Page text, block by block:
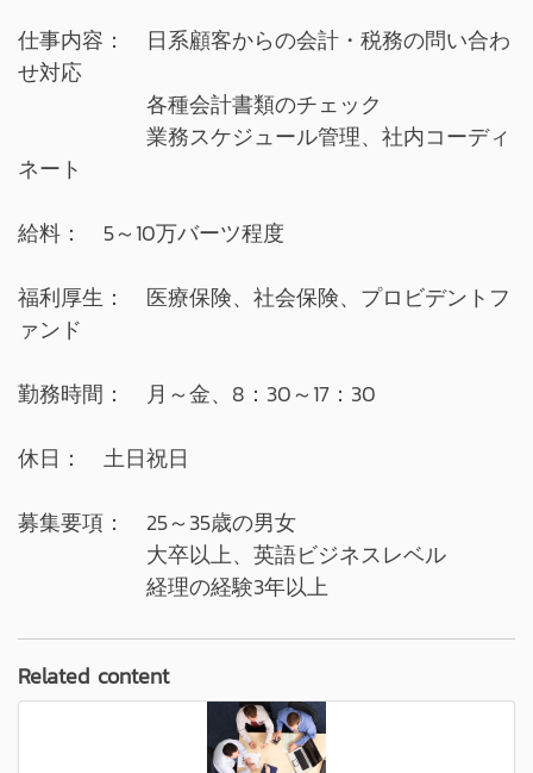
仕事内容： 日系顧客からの会計・税務の問い合わ
せ対応
各種会計書類のチェック
業務スケジュール管理、社内コーディ
ネート
給料： 5～10万バーツ程度
福利厚生： 医療保険、社会保険、プロビデントフ
ァンド
勤務時間： 月～金、8：30～17：30
休日： 土日祝日
募集要項： 25～35歳の男女
大卒以上、英語ビジネスレベル
経理の経験3年以上
Related content